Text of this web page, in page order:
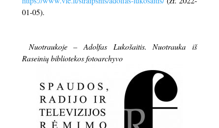
01-05).
Nuotraukoje – Adolfas Lukošaitis. Nuotrauka iš
Raseinių bibliotekos fotoarchyvo